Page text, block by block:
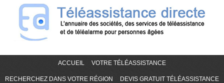
ACCUEIL VOTRE TÉLÉASSISTANCE
RECHERCHEZ DANS VOTRE RÉGION DEVIS GRATUIT TÉLÉASSISTANCE